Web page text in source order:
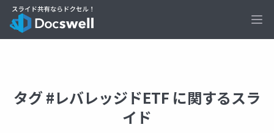
タグ #レバレッジドETF に関するスラ
イド